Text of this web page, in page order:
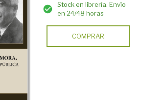
Stock en librería. Envío
en 24/48 horas
COMPRAR